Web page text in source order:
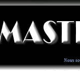
Nous